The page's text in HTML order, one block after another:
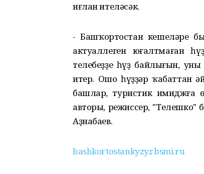
иғлан ителәсәк.
- Башҡортостан кешеләре
актуаллеген юғалтмаған
телебеҙҙең һүҙ байлығын,
итер. Ошо һүҙҙәр ҡабаттан
башлар, туристик имиджға
авторы, режиссер, "Телешко"
Аҙнабаев.
bashkortostankyzy.rbsmi.ru